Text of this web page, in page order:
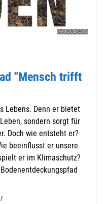
© IGGB e.V.
"Mensch trifft
Lebens. Denn er bietet
sondern sorgt für
Doch wie entsteht er?
beeinflusst er unsere
er im Klimaschutz?